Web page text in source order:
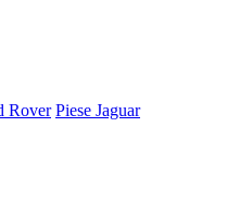
Rover Piese Jaguar